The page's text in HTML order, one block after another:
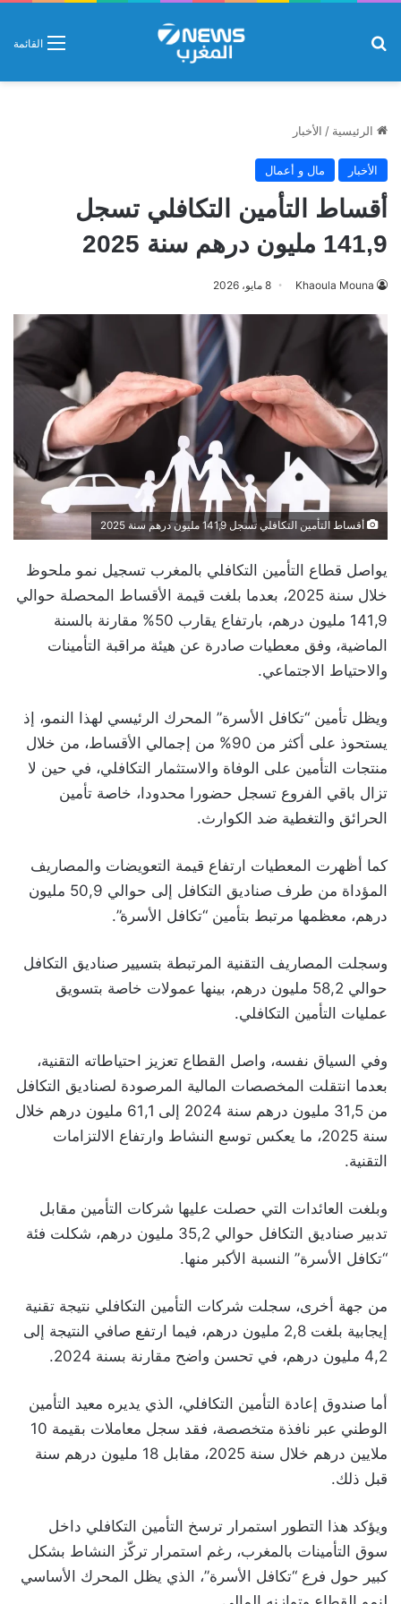
القائمة
الرئيسية / الأخبار
الأخبار مال و أعمال
أقساط التأمين التكافلي تسجل
141,9 مليون درهم سنة 2025
Khaoula Mouna 8 مايو، 2026
أقساط التأمين التكافلي تسجل 141,9 مليون درهم سنة 2025
يواصل قطاع التأمين التكافلي بالمغرب تسجيل نمو ملحوظ
خلال سنة 2025، بعدما بلغت قيمة الأقساط المحصلة حوالي
141,9 مليون درهم، بارتفاع يقارب 50% مقارنة بالسنة
الماضية، وفق معطيات صادرة عن هيئة مراقبة التأمينات
والاحتياط الاجتماعي.
ويظل تأمين “تكافل الأسرة” المحرك الرئيسي لهذا النمو، إذ
يستحوذ على أكثر من 90% من إجمالي الأقساط، من خلال
منتجات التأمين على الوفاة والاستثمار التكافلي، في حين لا
تزال باقي الفروع تسجل حضورا محدودا، خاصة تأمين
الحرائق والتغطية ضد الكوارث.
كما أظهرت المعطيات ارتفاع قيمة التعويضات والمصاريف
المؤداة من طرف صناديق التكافل إلى حوالي 50,9 مليون
درهم، معظمها مرتبط بتأمين “تكافل الأسرة”.
وسجلت المصاريف التقنية المرتبطة بتسيير صناديق التكافل
حوالي 58,2 مليون درهم، بينها عمولات خاصة بتسويق
عمليات التأمين التكافلي.
وفي السياق نفسه، واصل القطاع تعزيز احتياطاته التقنية،
بعدما انتقلت المخصصات المالية المرصودة لصناديق التكافل
من 31,5 مليون درهم سنة 2024 إلى 61,1 مليون درهم خلال
سنة 2025، ما يعكس توسع النشاط وارتفاع الالتزامات
التقنية.
وبلغت العائدات التي حصلت عليها شركات التأمين مقابل
تدبير صناديق التكافل حوالي 35,2 مليون درهم، شكلت فئة
“تكافل الأسرة” النسبة الأكبر منها.
من جهة أخرى، سجلت شركات التأمين التكافلي نتيجة تقنية
إيجابية بلغت 2,8 مليون درهم، فيما ارتفع صافي النتيجة إلى
4,2 مليون درهم، في تحسن واضح مقارنة بسنة 2024.
أما صندوق إعادة التأمين التكافلي، الذي يديره معيد التأمين
الوطني عبر نافذة متخصصة، فقد سجل معاملات بقيمة 10
ملايين درهم خلال سنة 2025، مقابل 18 مليون درهم سنة
قبل ذلك.
ويؤكد هذا التطور استمرار ترسخ التأمين التكافلي داخل
سوق التأمينات بالمغرب، رغم استمرار تركّز النشاط بشكل
كبير حول فرع “تكافل الأسرة”، الذي يظل المحرك الأساسي